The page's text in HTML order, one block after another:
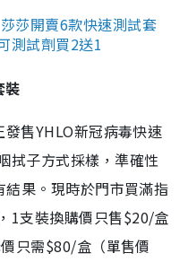
莎開賣6款快速測試套
測試劑買2送1
裝
售YHLO新冠病毒快速
拭子方式採樣，準確性
果。現時於門市買滿指
1支裝換購價只售$20/盒
只需$80/盒（單售價